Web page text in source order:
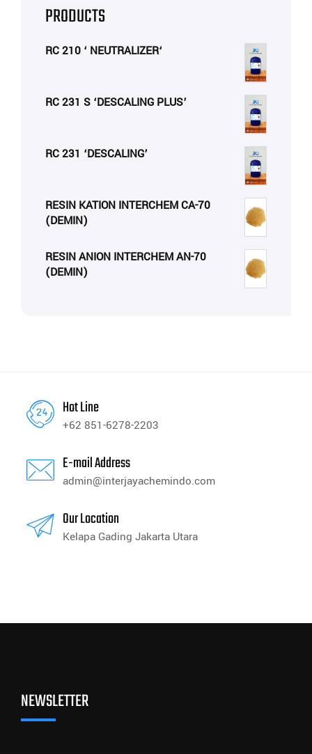
PRODUCTS
RC 210 ‘ NEUTRALIZER‘
RC 231 S ‘DESCALING PLUS’
RC 231 ‘DESCALING’
RESIN KATION INTERCHEM CA-70
(DEMIN)
RESIN ANION INTERCHEM AN-70
(DEMIN)
Hot Line
+62 851-6278-2203
E-mail Address
admin@interjayachemindo.com
Our Location
Kelapa Gading Jakarta Utara
NEWSLETTER